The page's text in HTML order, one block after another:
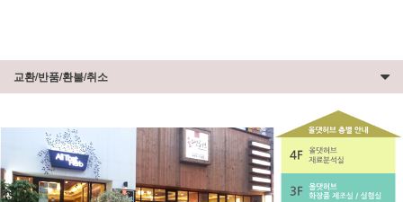
교환/반품/환불/취소